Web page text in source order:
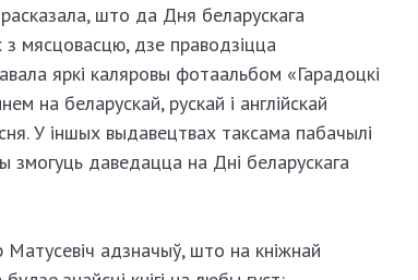
што да Дня беларускага
з мясцовасцю, дзе праводзіцца
яркі каляровы фотаальбом «Гарадоцкі
на беларускай, рускай і англійскай
У іншых выдавецтвах таксама пабачылі
змогуць даведацца на Дні беларускага
Матусевіч адзначыў, што на кніжнай